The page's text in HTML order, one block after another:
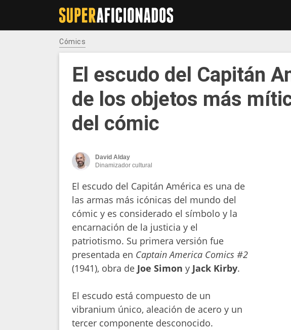
Cómics
El escudo del Capitán
de los objetos más
del cómic
David Alday
Dinamizador cultural
El escudo del Capitán América es una de
las armas más icónicas del mundo del
cómic y es considerado el símbolo y la
encarnación de la justicia y el
patriotismo. Su primera versión fue
presentada en Captain America Comics #2
(1941), obra de Joe Simon y Jack Kirby.
El escudo está compuesto de un
vibranium único, aleación de acero y un
tercer componente desconocido.